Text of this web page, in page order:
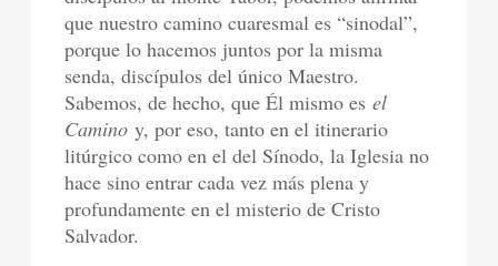
que nuestro camino cuaresmal es “sinodal”,
porque lo hacemos juntos por la misma
senda, discípulos del único Maestro.
Sabemos, de hecho, que Él mismo esel
Camino y, por eso, tanto en el itinerario
litúrgico como en el del Sínodo, la Iglesia no
hace sino entrar cada vez más plena y
profundamente en el misterio de Cristo
Salvador.